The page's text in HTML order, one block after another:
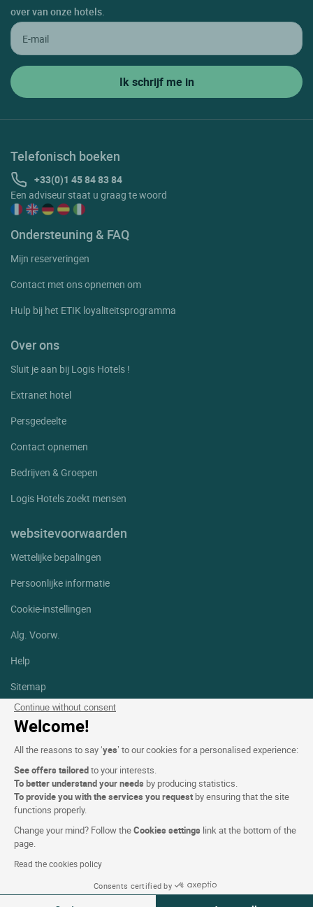
Continue without consent
Welcome!
All the reasons to say ‘yes’ to our cookies for a personalised experience:
See offers tailoredto your interests.
To better understand your needs by producing statistics.
To provide you with the services you request by ensuring that the site
functions properly.
Change your mind? Follow theCookies settings link at the bottom of the
page.
Read the cookies policy
Consents certified by
over van onze hotels.
Telefonisch boeken
+33(0)1 45 84 83 84
Een adviseur staat u graag te woord
Ondersteuning & FAQ
Mijn reserveringen
Contact met ons opnemen om
Hulp bij het ETIK loyaliteitsprogramma
Over ons
Sluit je aan bij Logis Hotels !
Extranet hotel
Persgedeelte
Contact opnemen
Bedrijven & Groepen
Logis Hotels zoekt mensen
websitevoorwaarden
Wettelijke bepalingen
Persoonlijke informatie
Cookie-instellingen
Alg. Voorw.
Help
Sitemap
Foto's
Instagram
Linkedin
Powered bySIWAY